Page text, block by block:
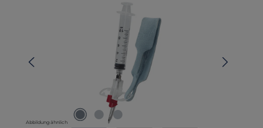
Abbildung ähnlich